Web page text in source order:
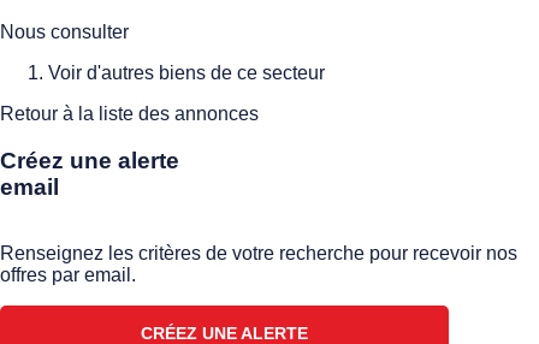
Nous consulter
Voir d'autres biens de ce secteur
Retour à la liste des annonces
Créez une alerte
email
Renseignez les critères de votre recherche pour recevoir nos
offres par email.
CRÉEZ UNE ALERTE